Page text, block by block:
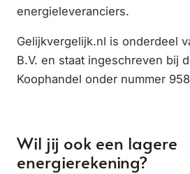
energieleveranciers.
Gelijkvergelijk.nl is onderdeel
B.V. en staat ingeschreven bij
Koophandel onder nummer
Wil jij ook een lagere
energierekening?